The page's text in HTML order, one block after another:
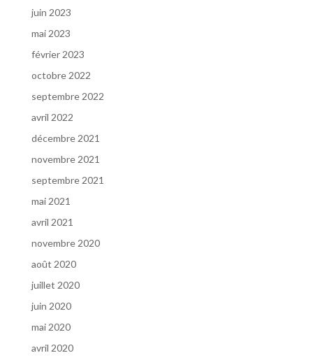
juin 2023
mai 2023
février 2023
octobre 2022
septembre 2022
avril 2022
décembre 2021
novembre 2021
septembre 2021
mai 2021
avril 2021
novembre 2020
août 2020
juillet 2020
juin 2020
mai 2020
avril 2020